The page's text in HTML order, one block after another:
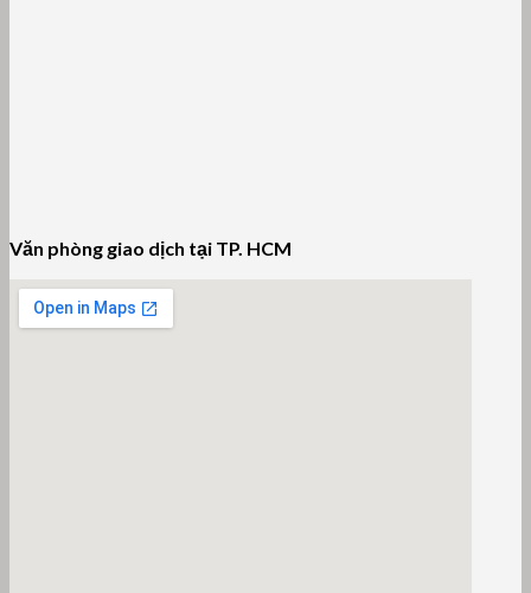
Văn phòng giao dịch tại TP. HCM